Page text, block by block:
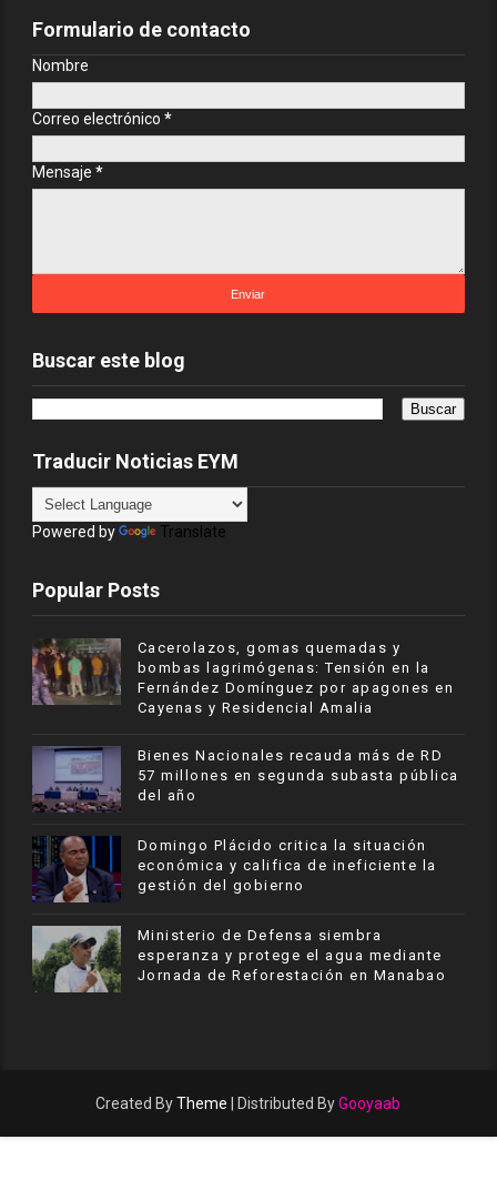
Formulario de contacto
Nombre
Correo electrónico *
Mensaje *
Buscar este blog
Traducir Noticias EYM
Powered by Translate
Popular Posts
Cacerolazos, gomas quemadas y
bombas lagrimógenas: Tensión en la
Fernández Domínguez por apagones en
Cayenas y Residencial Amalia
Bienes Nacionales recauda más de RD
57 millones en segunda subasta pública
del año
​Domingo Plácido critica la situación
económica y califica de ineficiente la
gestión del gobierno
Ministerio de Defensa siembra
esperanza y protege el agua mediante
Jornada de Reforestación en Manabao
Created ByTheme | Distributed ByGooyaab